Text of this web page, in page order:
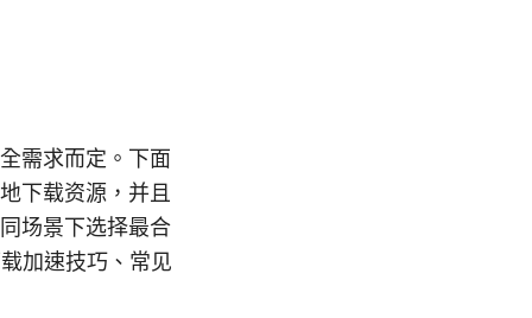
需求而定。下面
下载资源，并且
场景下选择最合
加速技巧、常见